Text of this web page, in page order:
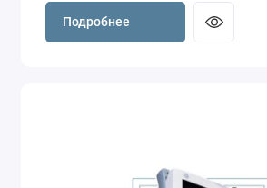
Подробнее